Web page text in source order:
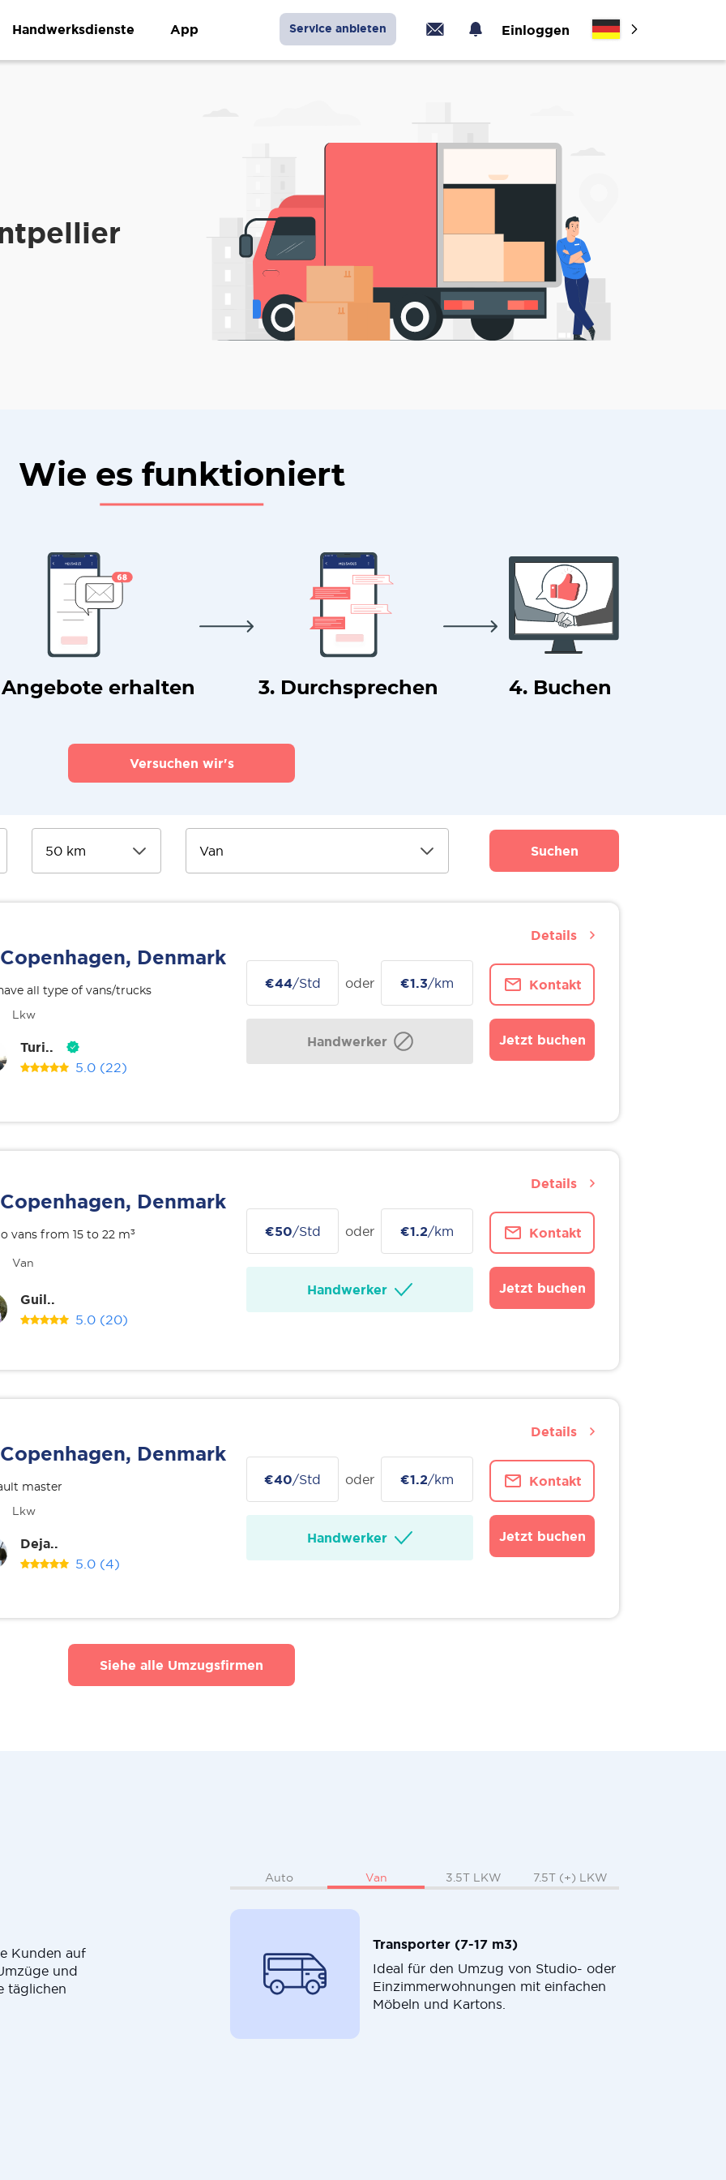
Handwerksdienste App Service anbieten Einloggen
Wie es funktioniert
Angebote erhalten 3. Durchsprechen 4. Buchen
Versuchen wir's
Suchen
Copenhagen, Denmark
all type of vans/trucks
Lkw
Turi..
5.0 (22)
€44/Std oder €1.3/km
Handwerker
Kontakt
Jetzt buchen
Details
Copenhagen, Denmark
vans from 15 to 22 m³
Van
Guil..
5.0 (20)
€50/Std oder €1.2/km
Handwerker
Kontakt
Jetzt buchen
Details
Copenhagen, Denmark
master
Lkw
Deja..
5.0 (4)
€40/Std oder €1.2/km
Handwerker
Kontakt
Jetzt buchen
Details
Siehe alle Umzugsfirmen
Kunden auf
und
täglichen
Auto Van 3.5T LKW 7.5T (+) LKW
Transporter (7-17 m3)
Ideal für den Umzug von Studio- oder
Einzimmerwohnungen mit einfachen
Möbeln und Kartons.